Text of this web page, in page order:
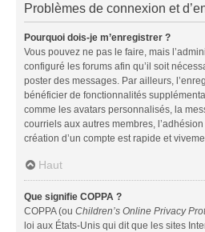
Problèmes de connexion et
Pourquoi dois-je m’enregistrer ?
Vous pouvez ne pas le faire, mais
configuré les forums afin qu’il soit
poster des messages. Par ailleurs,
bénéficier de fonctionnalités
comme les avatars personnalisés, la
courriels aux autres membres,
création d’un compte est rapide et
Haut
Que signifie COPPA ?
COPPA (ou Children’s Online Privacy
loi aux États-Unis qui dit que les sites